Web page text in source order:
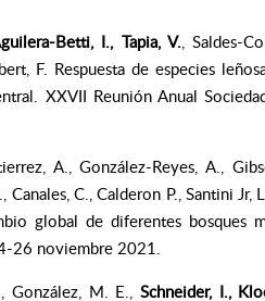
Betti, I., Tapia, V. , Saldes-
F. Respuesta de especies
XXVII Reunión Anual
A., González-Reyes, A.,
Canales, C., Calderon P., Santini
global de diferentes bosques
26 noviembre 2021.
González, M. E., Schneider, I.,